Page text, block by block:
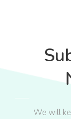
We will